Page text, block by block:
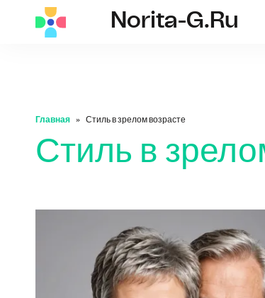
norita-g.ru
Norita-G.ru
Главная Стиль в зрелом возрасте
Стиль в